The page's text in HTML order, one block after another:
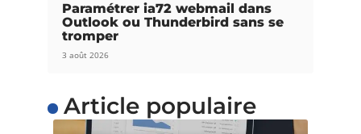
Paramétrer ia72 webmail dans
Outlook ou Thunderbird sans se
tromper
3 août 2026
Article populaire